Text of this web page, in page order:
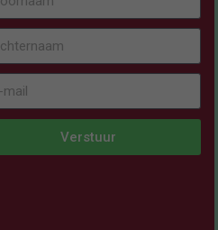
talentontwikkeling,
of leiderschapsontwikkeling: al
hetzelfde doel.
samen bouwen we aan een
iedereen telt.”
Verstuur